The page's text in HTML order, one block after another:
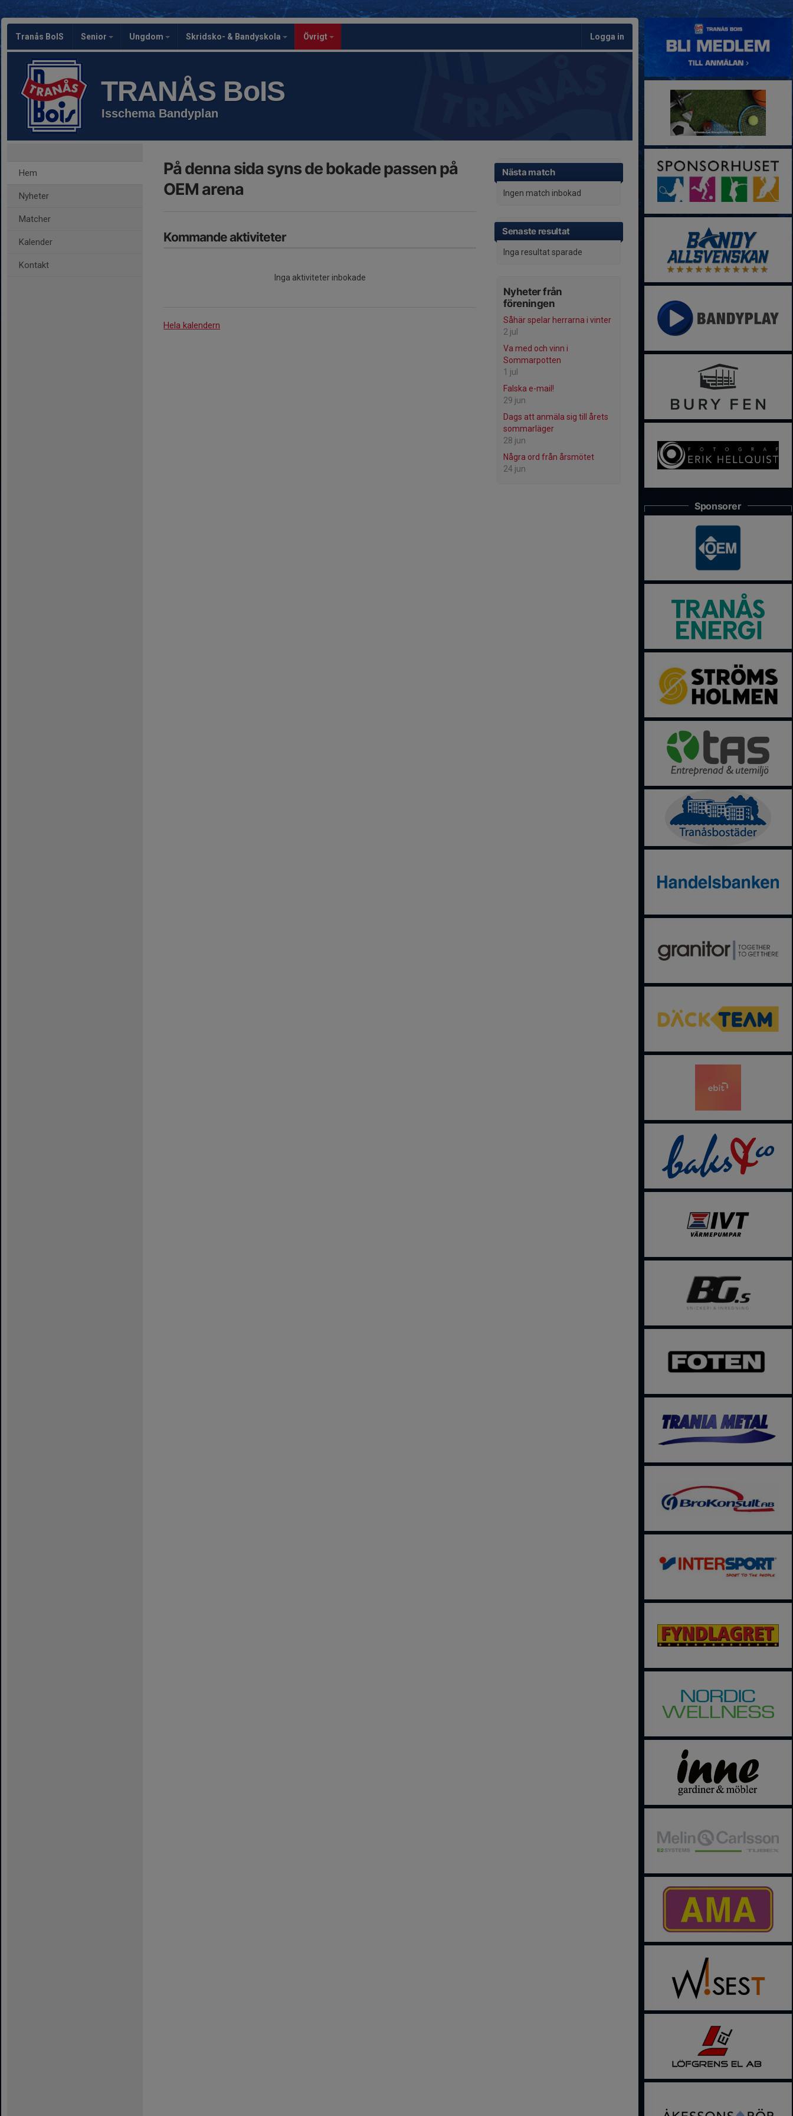
Tranås BoIS Senior Ungdom Skridsko- & Bandyskola Övrigt Logga in
TRANÅS BoIS
Isschema Bandyplan
Hem
Nyheter
Matcher
Kalender
Kontakt
Nästa match
Ingen match inbokad
Senaste resultat
Inga resultat sparade
Nyheter från
föreningen
Såhär spelar herrarna i vinter
2 jul
Va med och vinn i
Sommarpotten
1 jul
Falska e-mail!
29 jun
Dags att anmäla sig till årets
sommarläger
28 jun
Några ord från årsmötet
24 jun
På denna sida syns de bokade passen på
OEM arena
Kommande aktiviteter
Inga aktiviteter inbokade
Hela kalendern
Sponsorer